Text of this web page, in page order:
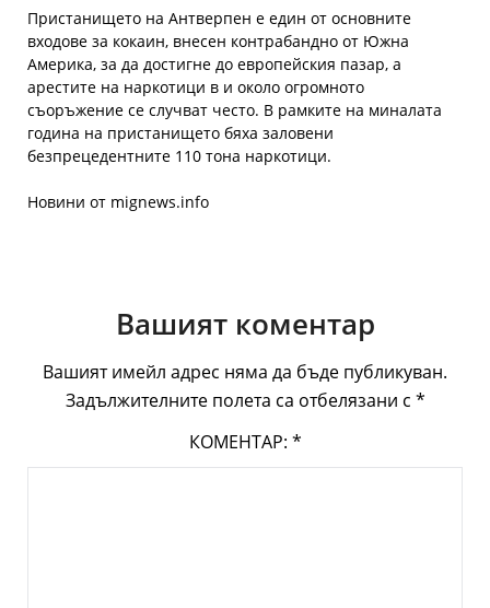
Пристанището на Антверпен е един от основните
входове за кокаин, внесен контрабандно от Южна
Америка, за да достигне до европейския пазар, а
арестите на наркотици в и около огромното
съоръжение се случват често. В рамките на миналата
година на пристанището бяха заловени
безпрецедентните 110 тона наркотици.
Новини от mignews.info
Вашият коментар
Вашият имейл адрес няма да бъде публикуван.
Задължителните полета са отбелязани с *
КОМЕНТАР: *